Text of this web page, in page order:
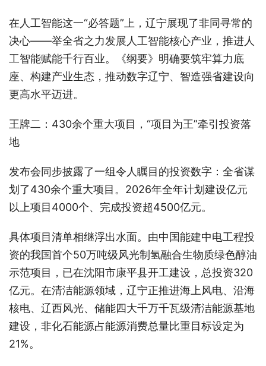
在人工智能这一“必答题”上，辽宁展现了非同寻常的
决心——举全省之力发展人工智能核心产业，推进人
工智能赋能千行百业。《纲要》明确要筑牢算力底
座、构建产业生态，推动数字辽宁、智造强省建设向
更高水平迈进。
王牌二：430余个重大项目，“项目为王”牵引投资落
地
发布会同步披露了一组令人瞩目的投资数字：全省谋
划了430余个重大项目。2026年全年计划建设亿元
以上项目4000个、完成投资超4500亿元。
具体项目清单相继浮出水面。由中国能建中电工程投
资的我国首个50万吨级风光制氢融合生物质绿色醇油
示范项目，已在沈阳市康平县开工建设，总投资320
亿元。在清洁能源领域，辽宁正推进海上风电、沿海
核电、辽西风光、储能四大千万千瓦级清洁能源基地
建设，非化石能源占能源消费总量比重目标设定为
21%。